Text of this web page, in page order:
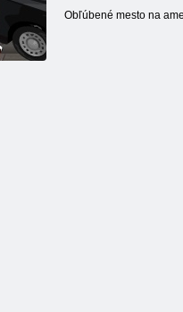
Four-war
Obľúbené mesto na